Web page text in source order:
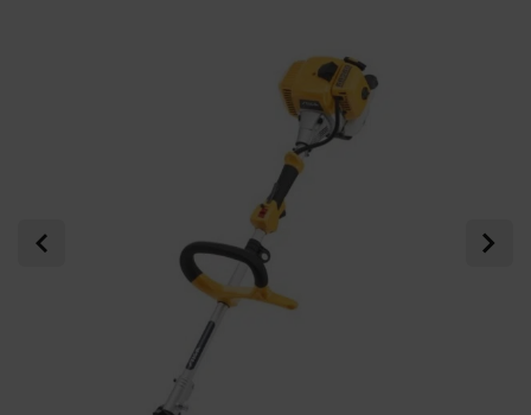
Previous Next